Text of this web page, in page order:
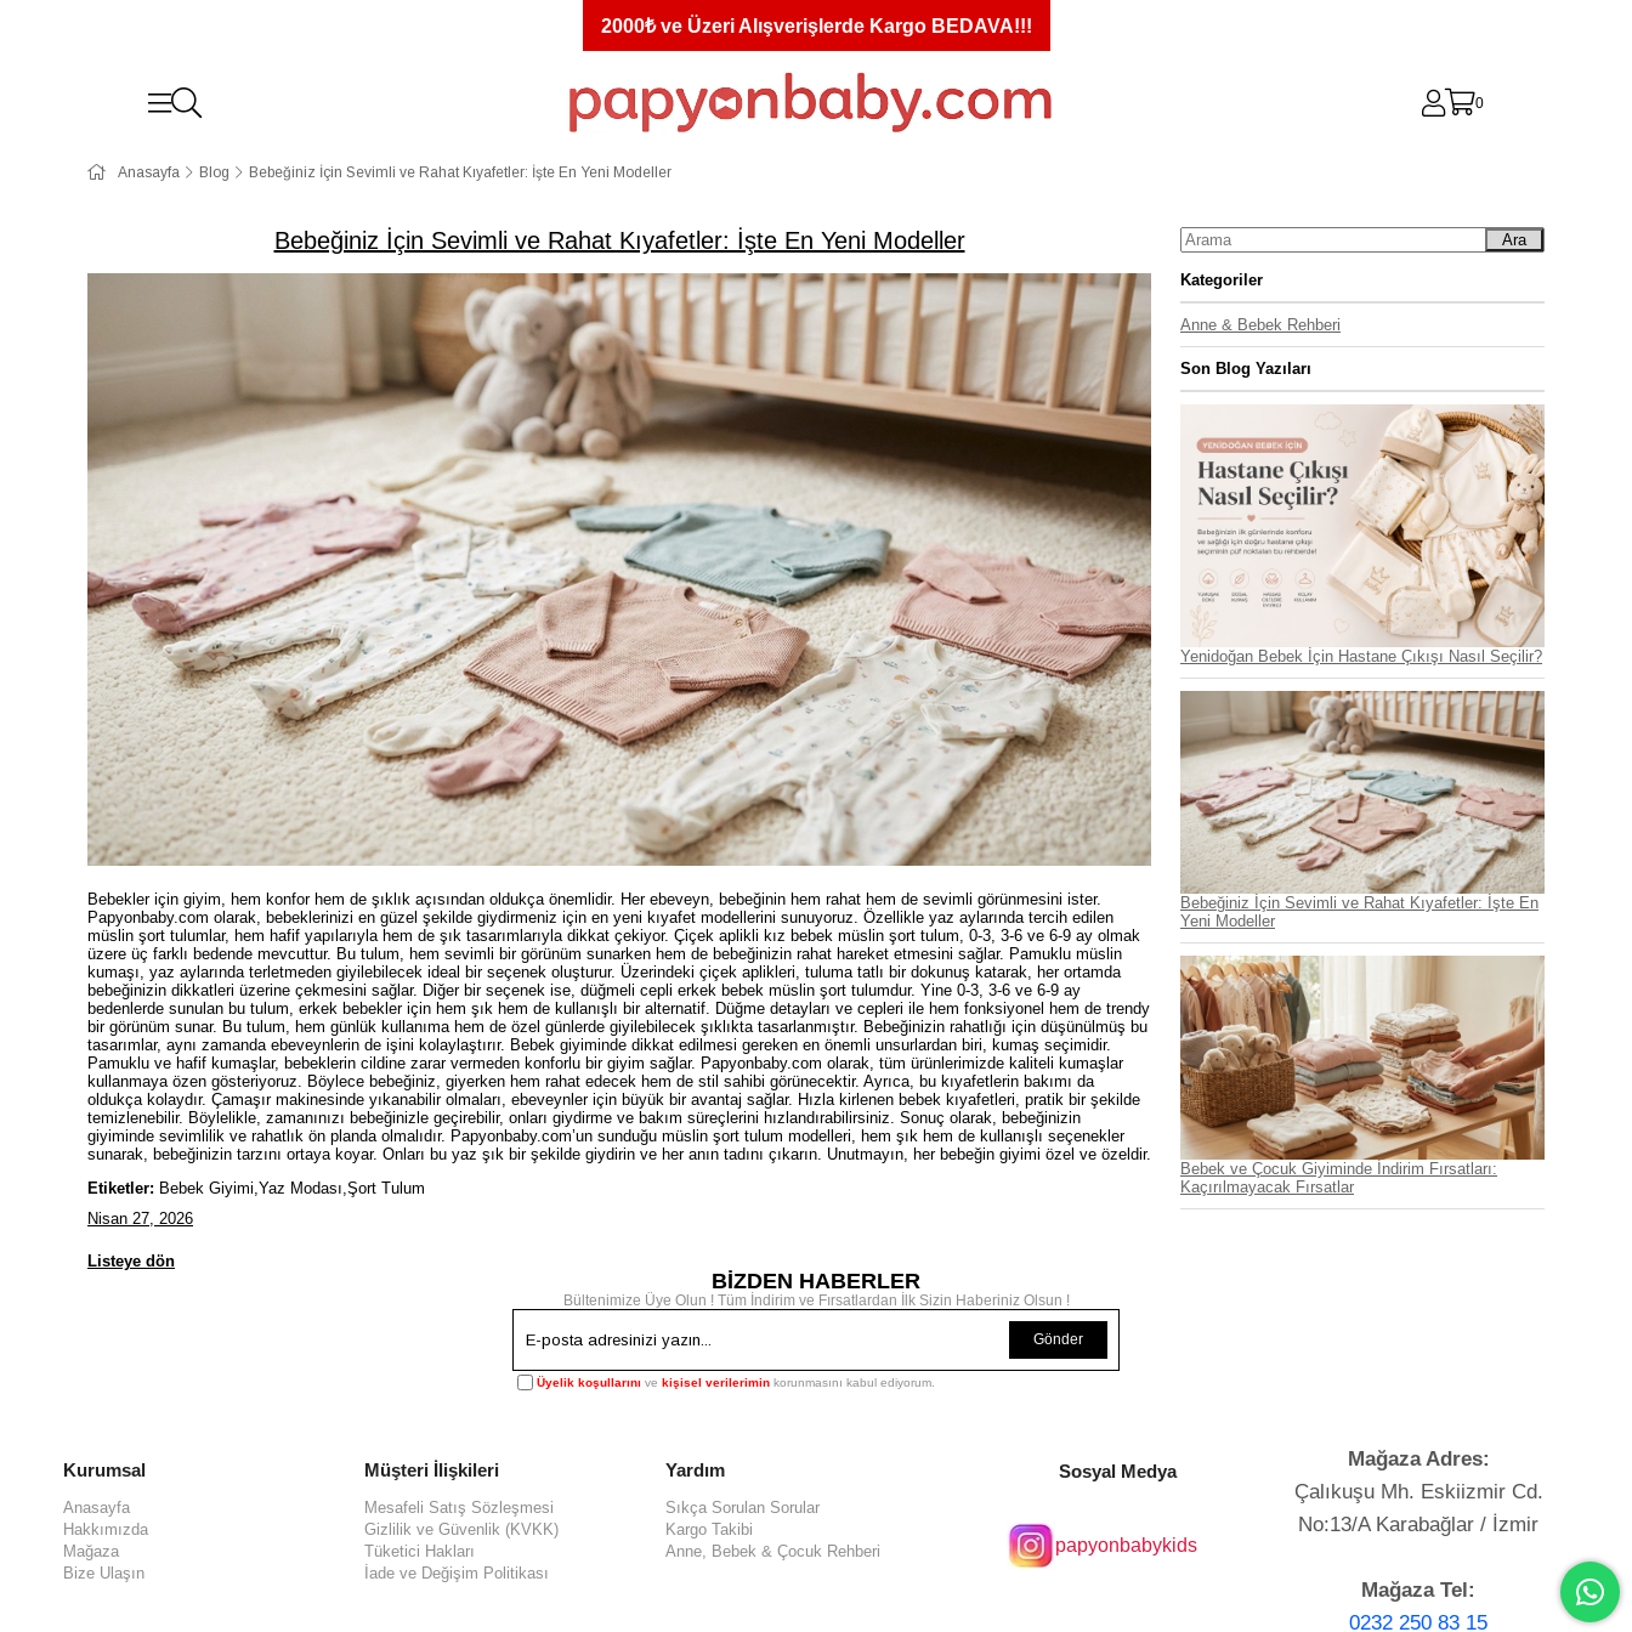
2000₺ ve Üzeri Alışverişlerde Kargo BEDAVA!!!
0
Anasayfa Blog Bebeğiniz İçin Sevimli ve Rahat Kıyafetler: İşte En Yeni Modeller
Bebeğiniz İçin Sevimli ve Rahat Kıyafetler: İşte En Yeni Modeller
Bebekler için giyim, hem konfor hem de şıklık açısından oldukça önemlidir. Her ebeveyn, bebeğinin hem rahat hem de sevimli görünmesini ister.
Papyonbaby.com olarak, bebeklerinizi en güzel şekilde giydirmeniz için en yeni kıyafet modellerini sunuyoruz. Özellikle yaz aylarında tercih edilen
müslin şort tulumlar, hem hafif yapılarıyla hem de şık tasarımlarıyla dikkat çekiyor. Çiçek aplikli kız bebek müslin şort tulum, 0-3, 3-6 ve 6-9 ay olmak
üzere üç farklı bedende mevcuttur. Bu tulum, hem sevimli bir görünüm sunarken hem de bebeğinizin rahat hareket etmesini sağlar. Pamuklu müslin
kumaşı, yaz aylarında terletmeden giyilebilecek ideal bir seçenek oluşturur. Üzerindeki çiçek aplikleri, tuluma tatlı bir dokunuş katarak, her ortamda
bebeğinizin dikkatleri üzerine çekmesini sağlar. Diğer bir seçenek ise, düğmeli cepli erkek bebek müslin şort tulumdur. Yine 0-3, 3-6 ve 6-9 ay
bedenlerde sunulan bu tulum, erkek bebekler için hem şık hem de kullanışlı bir alternatif. Düğme detayları ve cepleri ile hem fonksiyonel hem de trendy
bir görünüm sunar. Bu tulum, hem günlük kullanıma hem de özel günlerde giyilebilecek şıklıkta tasarlanmıştır. Bebeğinizin rahatlığı için düşünülmüş bu
tasarımlar, aynı zamanda ebeveynlerin de işini kolaylaştırır. Bebek giyiminde dikkat edilmesi gereken en önemli unsurlardan biri, kumaş seçimidir.
Pamuklu ve hafif kumaşlar, bebeklerin cildine zarar vermeden konforlu bir giyim sağlar. Papyonbaby.com olarak, tüm ürünlerimizde kaliteli kumaşlar
kullanmaya özen gösteriyoruz. Böylece bebeğiniz, giyerken hem rahat edecek hem de stil sahibi görünecektir. Ayrıca, bu kıyafetlerin bakımı da
oldukça kolaydır. Çamaşır makinesinde yıkanabilir olmaları, ebeveynler için büyük bir avantaj sağlar. Hızla kirlenen bebek kıyafetleri, pratik bir şekilde
temizlenebilir. Böylelikle, zamanınızı bebeğinizle geçirebilir, onları giydirme ve bakım süreçlerini hızlandırabilirsiniz. Sonuç olarak, bebeğinizin
giyiminde sevimlilik ve rahatlık ön planda olmalıdır. Papyonbaby.com’un sunduğu müslin şort tulum modelleri, hem şık hem de kullanışlı seçenekler
sunarak, bebeğinizin tarzını ortaya koyar. Onları bu yaz şık bir şekilde giydirin ve her anın tadını çıkarın. Unutmayın, her bebeğin giyimi özel ve özeldir.
Etiketler: Bebek Giyimi,Yaz Modası,Şort Tulum
Nisan 27, 2026
Listeye dön
Ara
Kategoriler
Anne & Bebek Rehberi
Son Blog Yazıları
Yenidoğan Bebek İçin Hastane Çıkışı Nasıl Seçilir?
Bebeğiniz İçin Sevimli ve Rahat Kıyafetler: İşte En
Yeni Modeller
Bebek ve Çocuk Giyiminde İndirim Fırsatları:
Kaçırılmayacak Fırsatlar
BİZDEN HABERLER
Bültenimize Üye Olun ! Tüm İndirim ve Fırsatlardan İlk Sizin Haberiniz Olsun !
Gönder
Üyelik koşullarını ve kişisel verilerimin korunmasını kabul ediyorum.
Kurumsal
Anasayfa
Hakkımızda
Mağaza
Bize Ulaşın
Müşteri İlişkileri
Mesafeli Satış Sözleşmesi
Gizlilik ve Güvenlik (KVKK)
Tüketici Hakları
İade ve Değişim Politikası
Yardım
Sıkça Sorulan Sorular
Kargo Takibi
Anne, Bebek & Çocuk Rehberi
Sosyal Medya
papyonbabykids
Mağaza Adres:
Çalıkuşu Mh. Eskiizmir Cd.
No:13/A Karabağlar / İzmir
Mağaza Tel:
0232 250 83 15